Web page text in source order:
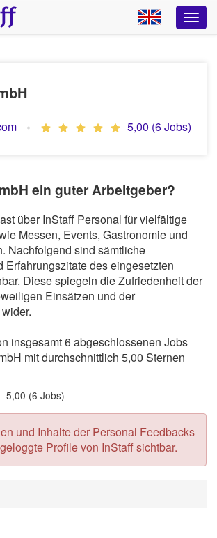
5,00 (6 Jobs)
ein guter Arbeitgeber?
über InStaff Personal für vielfältige
Messen, Events, Gastronomie und
Nachfolgend sind sämtliche
Erfahrungszitate des eingesetzten
Diese spiegeln die Zufriedenheit der
Einsätzen und der
insgesamt 6 abgeschlossenen Jobs
mit durchschnittlich 5,00 Sternen
5,00 (6 Jobs)
und Inhalte der Personal Feedbacks
Profile von InStaff sichtbar.